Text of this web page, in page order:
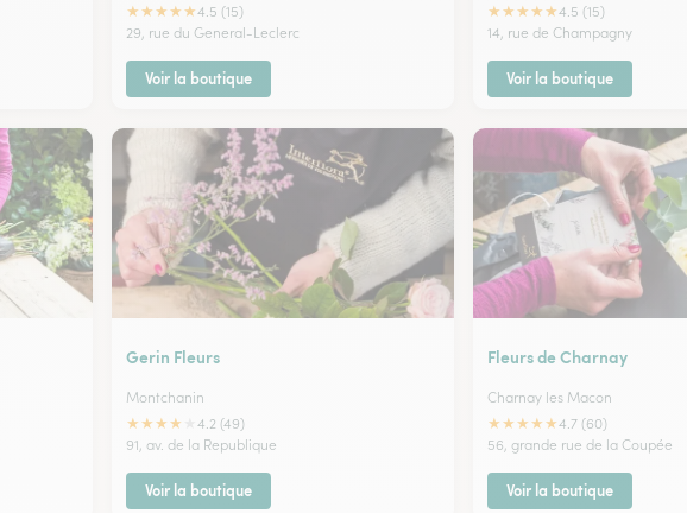
★★★★★4.5 (15)
29, rue du General-Leclerc
Voir la boutique
★★★★★4.5 (15)
14, rue de Champagny
Voir la boutique
Gerin Fleurs
Montchanin
★★★★
4.2 (49)
91, av. de la Republique
Voir la boutique
Fleurs de Charnay
Charnay les Macon
★★★★★4.7 (60)
56, grande rue de la Coupée
Voir la boutique